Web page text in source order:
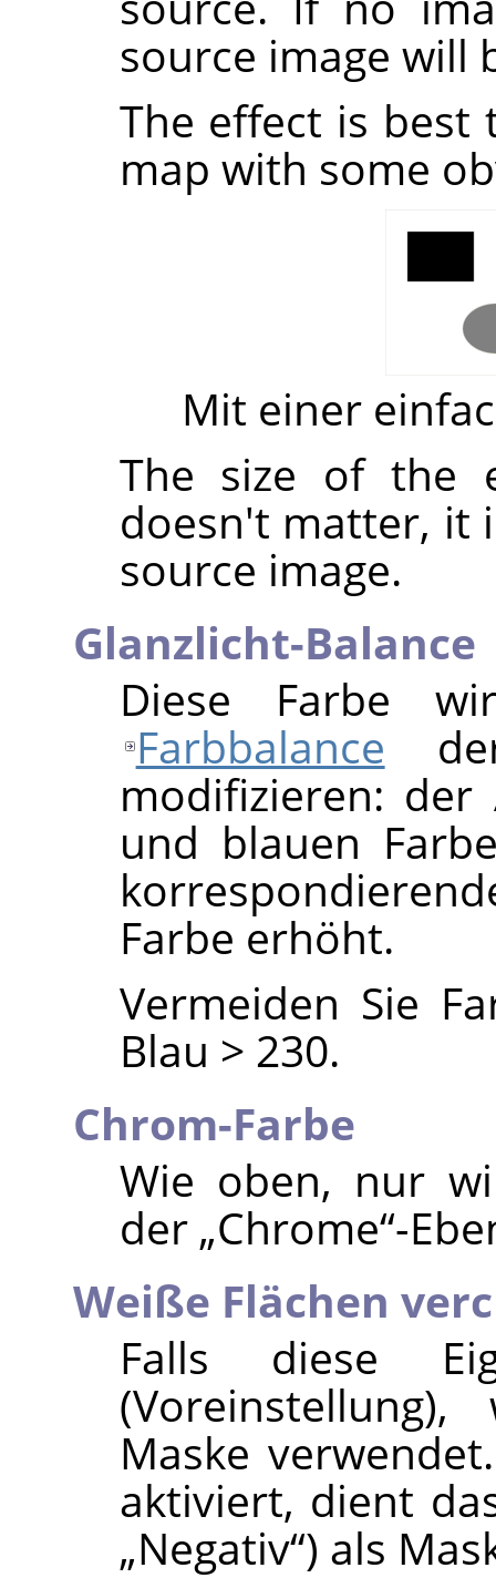
source image will
The effect is best
map with some
Mit einer
The size of the
doesn't matter, it
source image.
Glanzlicht-Balance
Diese Farbe
Farbbalance
modifizieren:
und blauen
Farbe erhöht.
Vermeiden Sie
Blau > 230.
Chrom-Farbe
Wie oben, nur
der „Chrome“-
Weiße Flächen
Falls diese
Maske
aktiviert, dient
„Negativ“) als